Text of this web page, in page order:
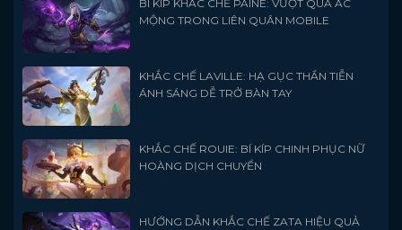
BÍ KÍP KHẮC CHẾ PAINE: VƯỢT QUA ÁC
MỘNG TRONG LIÊN QUÂN MOBILE
KHẮC CHẾ LAVILLE: HẠ GỤC THẦN TIỄN
ÁNH SÁNG DỄ TRỞ BÀN TAY
KHẮC CHẾ ROUIE: BÍ KÍP CHINH PHỤC NỮ
HOÀNG DỊCH CHUYỂN
HƯỚNG DẪN KHẮC CHẾ ZATA HIỆU QUẢ